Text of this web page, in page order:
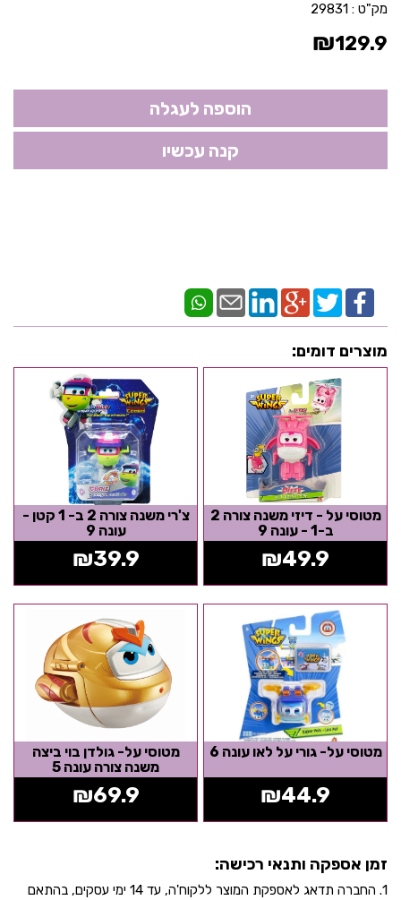
מק"ט : 29831
₪129.9
מוצרים דומים:
מטוסי על - דיזי משנה צורה 2
ב-1 - עונה 9
₪49.9
צ'רי משנה צורה 2 ב- 1 קטן -
עונה 9
₪39.9
מטוסי על- גורי על לאו עונה 6
₪44.9
מטוסי על- גולדן בוי ביצה
משנה צורה עונה 5
₪69.9
זמן אספקה ותנאי רכישה:
1. החברה תדאג לאספקת המוצר ללקוח'ה, עד 14 ימי עסקים, בהתאם